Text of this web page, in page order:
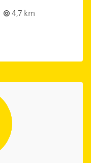
4,7 km